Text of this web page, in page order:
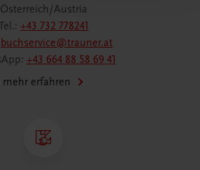
Österreich/Austria
+43 732 778241
buchservice@trauner.at
+43 664 88 58 69 41
mehr erfahren